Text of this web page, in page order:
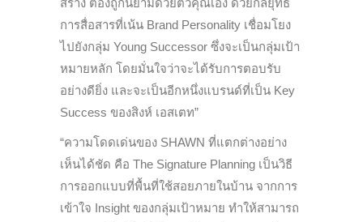
สร้าง ต้องถูกนิยามด้วยตัวคุณเอง ด้วยกลยุทธ์
การสื่อสารที่เน้น Brand Personality เชื่อมโยง
ไปยังกลุ่ม Young Successor ซึ่งจะเป็นกลุ่มเป้า
หมายหลัก โดยมั่นใจว่าจะได้รับการตอบรับ
อย่างดียิ่ง และจะเป็นอีกหนึ่งแบรนด์ที่เป็น Key
Success ของสิงห์ เอสเตท”
“ความโดดเด่นของ SHAWN ที่แตกต่างอย่าง
เห็นได้ชัด คือ The Signature Planning เป็นวิธี
การออกแบบที่พื้นที่ใช้สอยภายในบ้าน จากการ
เข้าใจ Insight ของกลุ่มเป้าหมาย ทำให้สามารถ